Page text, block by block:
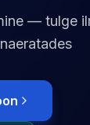
— tulge